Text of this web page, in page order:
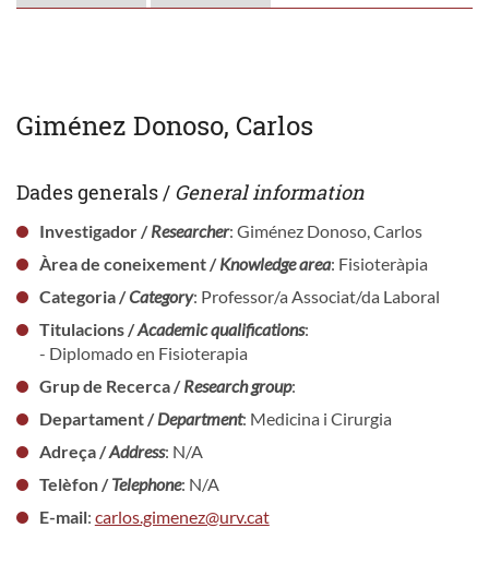
Giménez Donoso, Carlos
Dades generals / General information
Investigador /Researcher: Giménez Donoso, Carlos
Àrea de coneixement /Knowledge area: Fisioteràpia
Categoria /Category: Professor/a Associat/da Laboral
Titulacions /Academic qualifications:
- Diplomado en Fisioterapia
Grup de Recerca /Research group:
Departament /Department: Medicina i Cirurgia
Adreça /Address: N/A
Telèfon /Telephone: N/A
E-mail: carlos.gimenez@urv.cat